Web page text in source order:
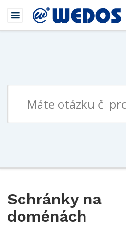
Schránky na
doménách